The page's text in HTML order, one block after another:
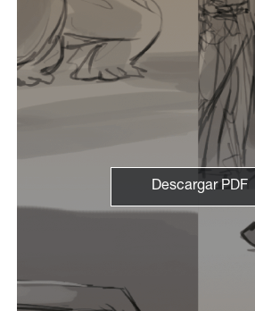
Descargar PDF